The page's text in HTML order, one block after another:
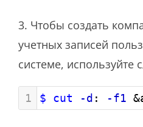
3. Чтобы создать
учетных записей
системе,
1 $ cut -d : -f1